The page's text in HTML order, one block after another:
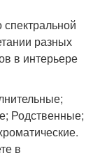
разных
в интерьере
Родственные;
в